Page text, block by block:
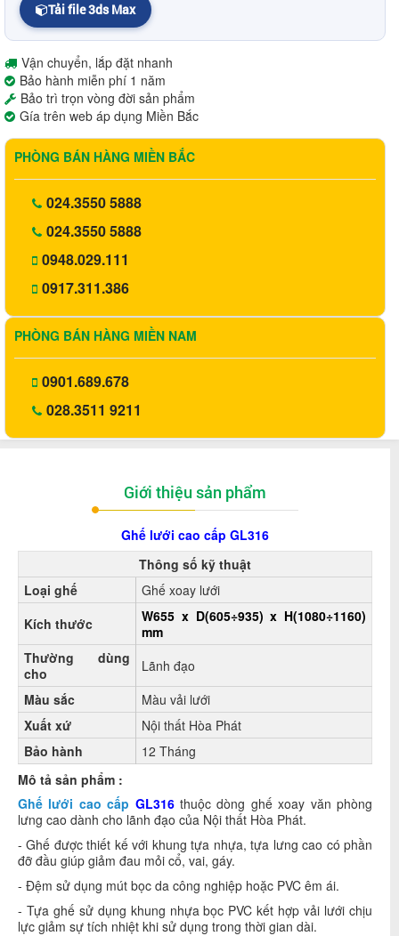
Tải file 3ds Max
Vận chuyển, lắp đặt nhanh
Bảo hành miễn phí 1 năm
Bảo trì trọn vòng đời sản phẩm
Gía trên web áp dụng Miền Bắc
PHÒNG BÁN HÀNG MIỀN BẮC
024.3550 5888
024.3550 5888
0948.029.111
0917.311.386
PHÒNG BÁN HÀNG MIỀN NAM
0901.689.678
028.3511 9211
Giới thiệu sản phẩm
Ghế lưới cao cấp GL316
Thông số kỹ thuật
Loại ghế
Ghế xoay lưới
Kích thước
W655 x D(605÷935) x H(1080÷1160)
mm
Thường dùng
cho
Lãnh đạo
Màu sắc
Màu vải lưới
Xuất xứ
Nội thất Hòa Phát
Bảo hành
12 Tháng
Mô tả sản phẩm :
Ghế lưới cao cấp GL316thuộc dòng ghế xoay văn phòng
lưng cao dành cho lãnh đạo của Nội thất Hòa Phát.
- Ghế được thiết kế với khung tựa nhựa, tựa lưng cao có phần
đỡ đầu giúp giảm đau mỏi cổ, vai, gáy.
- Đệm sử dụng mút bọc da công nghiệp hoặc PVC êm ái.
- Tựa ghế sử dụng khung nhựa bọc PVC kết hợp vải lưới chịu
lực giảm sự tích nhiệt khi sử dụng trong thời gian dài.